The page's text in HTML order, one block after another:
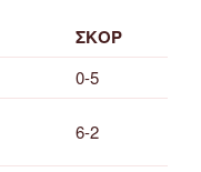
ΣΚΟΡ
0-5
6-2